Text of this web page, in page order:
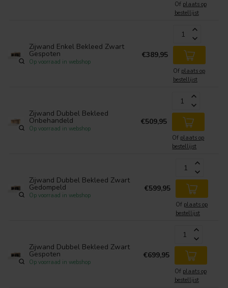
Of plaats op
bestellijst
Zijwand Enkel Bekleed Zwart
Gespoten
Op voorraad in webshop
€389,95
Of plaats op
bestellijst
Zijwand Dubbel Bekleed
Onbehandeld
Op voorraad in webshop
€509,95
Of plaats op
bestellijst
Zijwand Dubbel Bekleed Zwart
Gedompeld
Op voorraad in webshop
€599,95
Of plaats op
bestellijst
Zijwand Dubbel Bekleed Zwart
Gespoten
Op voorraad in webshop
€699,95
Of plaats op
bestellijst